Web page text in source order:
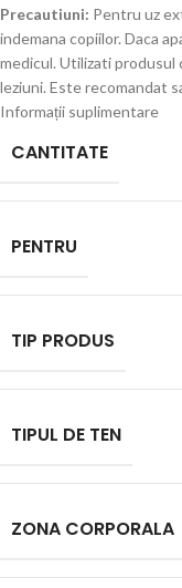
Precautiuni: Pentru uz
indemana copiilor. Daca
medicul. Utilizati produsul
leziuni. Este recomandat
Informații suplimentare
CANTITATE
PENTRU
TIP PRODUS
TIPUL DE TEN
ZONA CORPORALA